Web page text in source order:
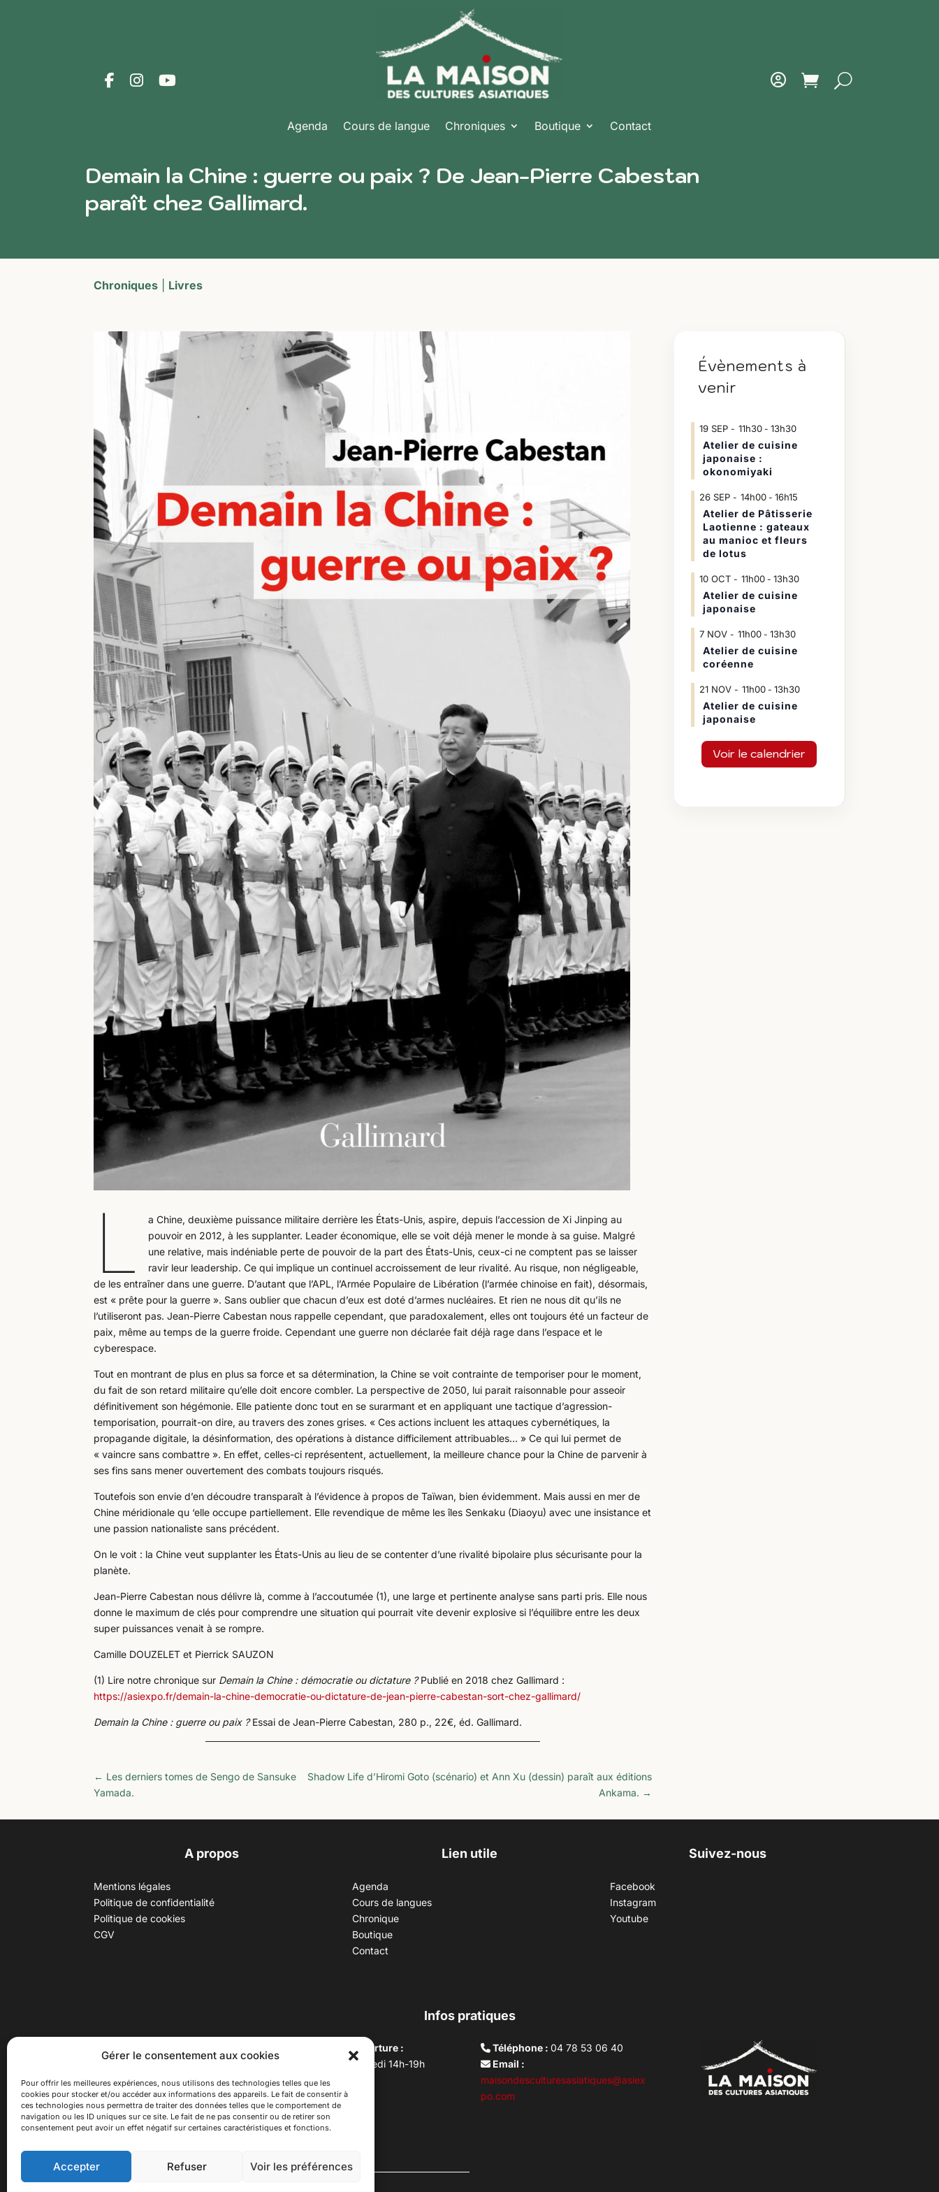
Gérer le consentement aux cookies
Pour offrir les meilleures expériences, nous utilisons des technologies telles que les
cookies pour stocker et/ou accéder aux informations des appareils. Le fait de consentir à
ces technologies nous permettra de traiter des données telles que le comportement de
navigation ou les ID uniques sur ce site. Le fait de ne pas consentir ou de retirer son
consentement peut avoir un effet négatif sur certaines caractéristiques et fonctions.
Accepter Refuser Voir les préférences
Agenda Cours de langue Chroniques Boutique Contact
Demain la Chine : guerre ou paix ? De Jean-Pierre Cabestan
paraît chez Gallimard.
Chroniques Livres
L
a Chine, deuxième puissance militaire derrière les États-Unis, aspire, depuis l’accession de Xi Jinping au
pouvoir en 2012, à les supplanter. Leader économique, elle se voit déjà mener le monde à sa guise. Malgré
une relative, mais indéniable perte de pouvoir de la part des États-Unis, ceux-ci ne comptent pas se laisser
ravir leur leadership. Ce qui implique un continuel accroissement de leur rivalité. Au risque, non négligeable,
de les entraîner dans une guerre. D’autant que l’APL, l’Armée Populaire de Libération (l’armée chinoise en fait), désormais,
est « prête pour la guerre ». Sans oublier que chacun d’eux est doté d’armes nucléaires. Et rien ne nous dit qu’ils ne
l’utiliseront pas. Jean-Pierre Cabestan nous rappelle cependant, que paradoxalement, elles ont toujours été un facteur de
paix, même au temps de la guerre froide. Cependant une guerre non déclarée fait déjà rage dans l’espace et le
cyberespace.
Tout en montrant de plus en plus sa force et sa détermination, la Chine se voit contrainte de temporiser pour le moment,
du fait de son retard militaire qu’elle doit encore combler. La perspective de 2050, lui parait raisonnable pour asseoir
définitivement son hégémonie. Elle patiente donc tout en se surarmant et en appliquant une tactique d’agression-
temporisation, pourrait-on dire, au travers des zones grises. « Ces actions incluent les attaques cybernétiques, la
propagande digitale, la désinformation, des opérations à distance difficilement attribuables… » Ce qui lui permet de
« vaincre sans combattre ». En effet, celles-ci représentent, actuellement, la meilleure chance pour la Chine de parvenir à
ses fins sans mener ouvertement des combats toujours risqués.
Toutefois son envie d’en découdre transparaît à l’évidence à propos de Taïwan, bien évidemment. Mais aussi en mer de
Chine méridionale qu ‘elle occupe partiellement. Elle revendique de même les îles Senkaku (Diaoyu) avec une insistance et
une passion nationaliste sans précédent.
On le voit : la Chine veut supplanter les États-Unis au lieu de se contenter d’une rivalité bipolaire plus sécurisante pour la
planète.
Jean-Pierre Cabestan nous délivre là, comme à l’accoutumée (1), une large et pertinente analyse sans parti pris. Elle nous
donne le maximum de clés pour comprendre une situation qui pourrait vite devenir explosive si l’équilibre entre les deux
super puissances venait à se rompre.
Camille DOUZELET et Pierrick SAUZON
(1) Lire notre chronique sur Demain la Chine : démocratie ou dictature ?Publié en 2018 chez Gallimard :
https://asiexpo.fr/demain-la-chine-democratie-ou-dictature-de-jean-pierre-cabestan-sort-chez-gallimard/
Demain la Chine : guerre ou paix ?Essai de Jean-Pierre Cabestan, 280 p., 22€, éd. Gallimard.
← Les derniers tomes de Sengo de Sansuke
Yamada.
Shadow Life d’Hiromi Goto (scénario) et Ann Xu (dessin) paraît aux éditions
Ankama. →
Évènements à
venir
19 SEP 11h30- 13h30
Atelier de cuisine
japonaise :
okonomiyaki
26 SEP 14h00- 16h15
Atelier de Pâtisserie
Laotienne : gateaux
au manioc et fleurs
de lotus
10 OCT 11h00- 13h30
Atelier de cuisine
japonaise
7 NOV 11h00- 13h30
Atelier de cuisine
coréenne
21 NOV 11h00- 13h30
Atelier de cuisine
japonaise
Voir le calendrier
A propos
Mentions légales
Politique de confidentialité
Politique de cookies
CGV
Lien utile
Agenda
Cours de langues
Chronique
Boutique
Contact
Suivez-nous
Facebook
Instagram
Youtube
Infos pratiques
(adresse postale : 62 rue St
Maximin, 69003 Lyon)
à 100 mètres du métro D Monplaisir
Lumière, T3 Dauphiné Lacassagne,
bus C16 Dr Rebatel
Horaires d’ouverture :
Du mardi au vendredi 14h-19h
Samedi 10h –17h
Fermeture lundi
Téléphone :04 78 53 06 40
Email :
maisondesculturesasiatiques@asiex
po.com